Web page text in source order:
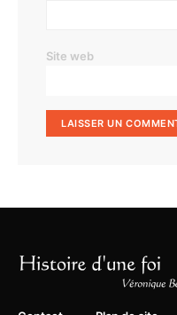
Site web